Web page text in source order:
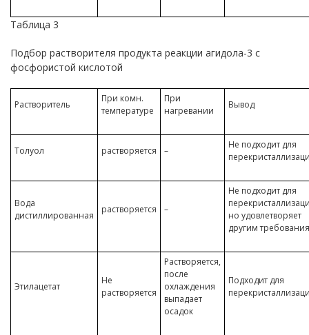
Таблица 3
Подбор растворителя продукта реакции агидола-3 с
фосфористой кислотой
Растворитель
При комн.
температуре
При
нагревании
Вывод
Толуол растворяется –
Не подходит для
Вода
дистиллированная
растворяется –
Не подходит для
но удовлетворяет
другим
Этилацетат
Не
растворяется
Растворяется,
после
охлаждения
выпадает
осадок
Подходит для